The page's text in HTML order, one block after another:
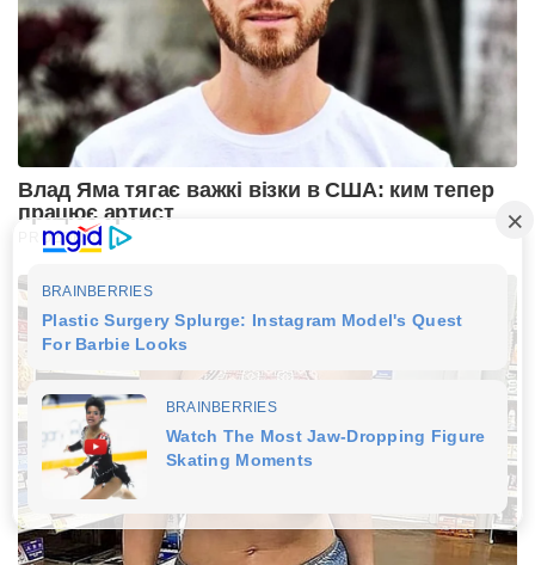
Влад Яма тягає важкі візки в США: ким тепер
працює артист
PROZORO